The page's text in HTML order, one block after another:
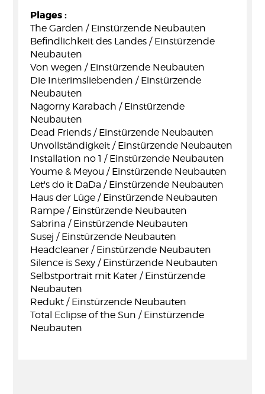
Plages :
The Garden / Einstürzende Neubauten
Befindlichkeit des Landes / Einstürzende
Neubauten
Von wegen / Einstürzende Neubauten
Die Interimsliebenden / Einstürzende
Neubauten
Nagorny Karabach / Einstürzende
Neubauten
Dead Friends / Einstürzende Neubauten
Unvollständigkeit / Einstürzende Neubauten
Installation no 1 / Einstürzende Neubauten
Youme & Meyou / Einstürzende Neubauten
Let's do it DaDa / Einstürzende Neubauten
Haus der Lüge / Einstürzende Neubauten
Rampe / Einstürzende Neubauten
Sabrina / Einstürzende Neubauten
Susej / Einstürzende Neubauten
Headcleaner / Einstürzende Neubauten
Silence is Sexy / Einstürzende Neubauten
Selbstportrait mit Kater / Einstürzende
Neubauten
Redukt / Einstürzende Neubauten
Total Eclipse of the Sun / Einstürzende
Neubauten